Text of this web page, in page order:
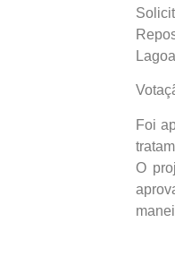
Foi
O